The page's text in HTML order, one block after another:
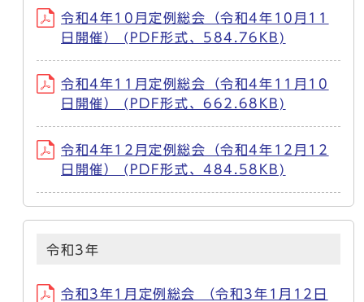
令和4年10月定例総会（令和4年10月11
日開催） (PDF形式、584.76KB)
令和4年11月定例総会（令和4年11月10
日開催） (PDF形式、662.68KB)
令和4年12月定例総会（令和4年12月12
日開催） (PDF形式、484.58KB)
令和3年
令和3年1月定例総会 （令和3年1月12日